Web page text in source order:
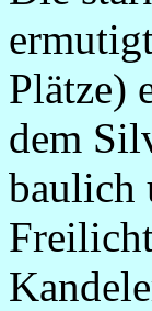
Plätze)
dem
baulich